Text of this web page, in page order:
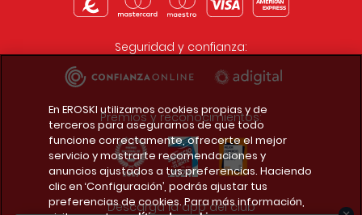
Seguridad y confianza:
Premios y reconocimientos:
Descarga la app del club
En EROSKI utilizamos cookies propias y de
terceros para asegurarnos de que todo
funcione correctamente, ofrecerte el mejor
servicio y mostrarte recomendaciones y
anuncios ajustados a tus preferencias. Haciendo
clic en ‘Configuración’, podrás ajustar tus
preferencias de cookies. Para más información,